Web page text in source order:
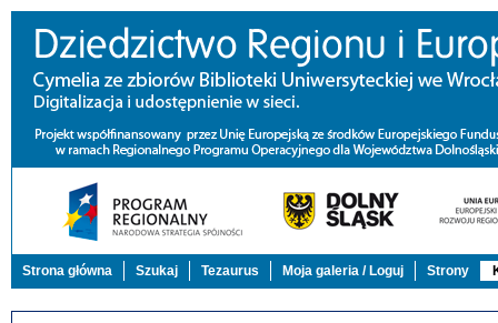
Strona główna Szukaj Tezaurus Moja galeria / Loguj Strony